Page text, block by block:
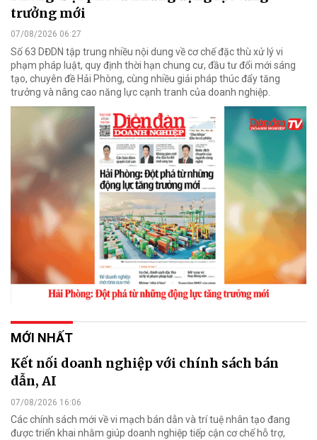
trưởng mới
07/08/2026 06:27
Số 63 DĐDN tập trung nhiều nội dung về cơ chế đặc thù xử lý vi
phạm pháp luật, quy định thời hạn chung cư, đầu tư đổi mới sáng
tạo, chuyên đề Hải Phòng, cùng nhiều giải pháp thúc đẩy tăng
trưởng và nâng cao năng lực cạnh tranh của doanh nghiệp.
MỚI NHẤT
Kết nối doanh nghiệp với chính sách bán
dẫn, AI
07/08/2026 16:06
Các chính sách mới về vi mạch bán dẫn và trí tuệ nhân tạo đang
được triển khai nhằm giúp doanh nghiệp tiếp cận cơ chế hỗ trợ,